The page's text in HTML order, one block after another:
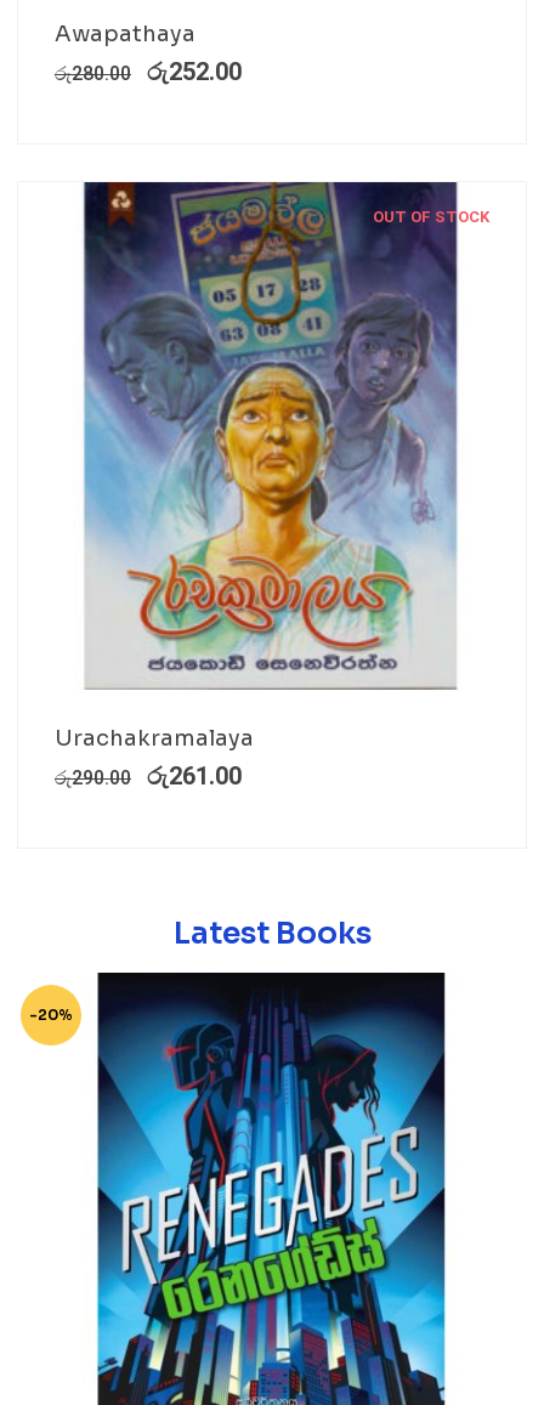
Awapathaya
රු280.00 රු252.00
OUT OF STOCK
Urachakramalaya
රු290.00 රු261.00
Latest Books
-20%